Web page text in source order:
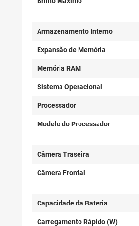
Armazenamento Interno
Expansão de Memória
Memória RAM
Sistema Operacional
Processador
Modelo do Processador
Câmera Traseira
Câmera Frontal
Capacidade da Bateria
Carregamento Rápido (W)